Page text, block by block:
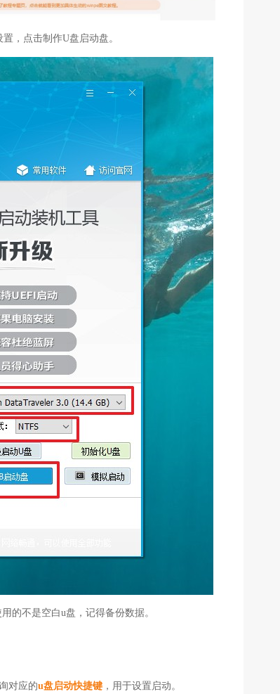
，点击制作U盘启动盘。
的不是空白u盘，记得备份数据。
对应的u盘启动快捷键 ，用于设置启动。